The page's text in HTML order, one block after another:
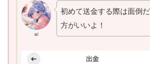
ai
初めて送金する際は面倒
方がいいよ！